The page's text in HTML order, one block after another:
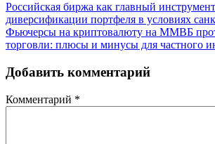
Российская биржа как главный
диверсификации портфеля в условиях
Фьючерсы на криптовалюту на ММВБ
торговли: плюсы и минусы для частного
Добавить комментарий
Комментарий *